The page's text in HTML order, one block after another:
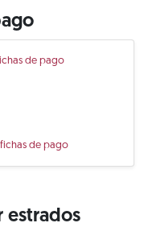
de pago
de pago
estrados